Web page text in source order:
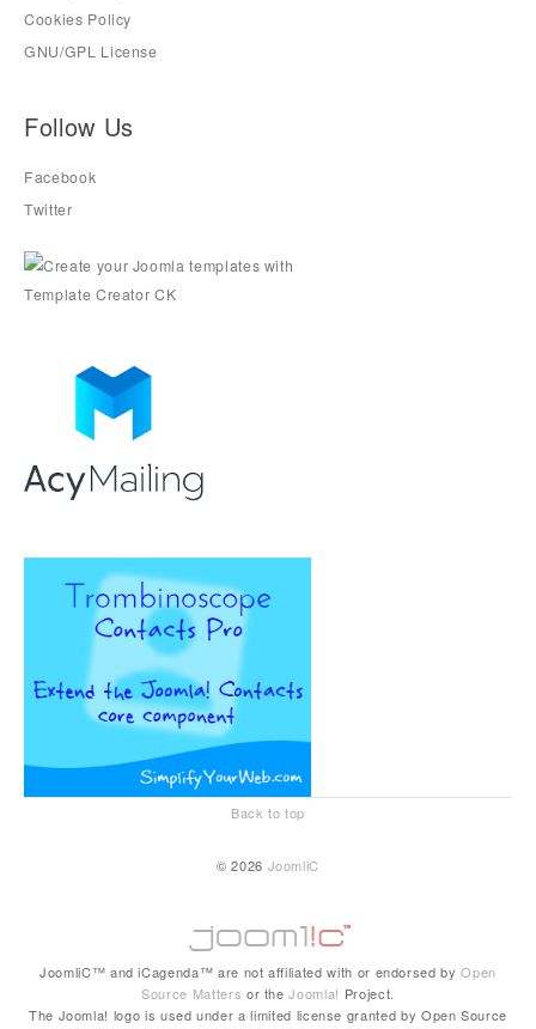
Cookies Policy
GNU/GPL License
Follow Us
Facebook
Twitter
Back to top
© 2026 JoomliC
JoomliC™ and iCagenda™ are not affiliated with or endorsed byOpen
Source Matters or theJoomla! Project.
The Joomla! logo is used under a limited license granted by Open Source